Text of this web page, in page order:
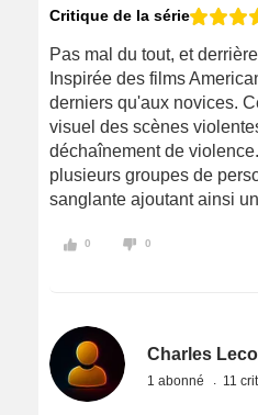
Critique de la série
Pas mal du tout, et
Inspirée des films
derniers qu'aux novices.
visuel des scènes
déchaînement de
plusieurs groupes de
sanglante ajoutant ainsi
0 0
Charles
1 abonné 11